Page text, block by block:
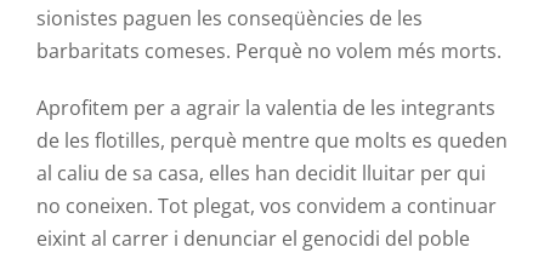
sionistes paguen les conseqüències de les
barbaritats comeses. Perquè no volem més morts.
Aprofitem per a agrair la valentia de les integrants
de les flotilles, perquè mentre que molts es queden
al caliu de sa casa, elles han decidit lluitar per qui
no coneixen. Tot plegat, vos convidem a continuar
eixint al carrer i denunciar el genocidi del poble